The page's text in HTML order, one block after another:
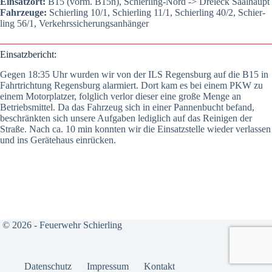
Fahr­zeu­ge: Schier­ling 10/1, Schier­ling 11/1, Schier­ling 40/2, Schier­
ling 56/1, Ver­kehrs­si­che­rungs­an­hän­ger
Ein­satz­be­richt:
Gegen 18:35 Uhr wur­den wir von der ILS Regens­burg auf die B15 in
Fahrt­rich­tung Regens­burg alar­miert. Dort kam es bei einem PKW zu
einem Motor­plat­zer, folg­lich ver­lor die­ser eine gro­ße Men­ge an
Betriebs­mit­tel. Da das Fahr­zeug sich in einer Pan­nen­bucht befand,
beschränk­ten sich unse­re Auf­ga­ben ledig­lich auf das Rei­ni­gen der
Stra­ße. Nach ca. 10 min konn­ten wir die Ein­satz­stel­le wie­der ver­las­sen
und ins Gerä­te­haus ein­rü­cken.
© 2026 - Feuerwehr Schierling
Daten­schutz Impres­sum Kon­takt